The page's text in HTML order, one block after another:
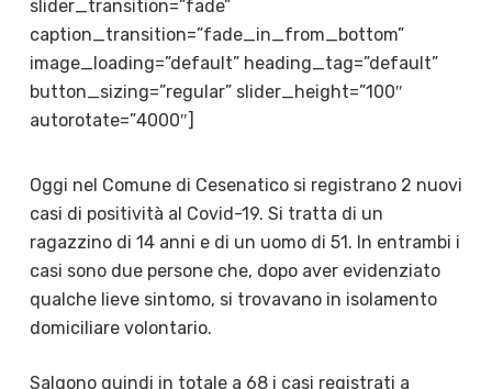
slider_transition=”fade”
caption_transition=”fade_in_from_bottom”
image_loading=”default” heading_tag=”default”
button_sizing=”regular” slider_height=”100″
autorotate=”4000″]
Oggi nel Comune di Cesenatico si registrano 2 nuovi
casi di positività al Covid-19. Si tratta di un
ragazzino di 14 anni e di un uomo di 51. In entrambi i
casi sono due persone che, dopo aver evidenziato
qualche lieve sintomo, si trovavano in isolamento
domiciliare volontario.
Salgono quindi in totale a 68 i casi registrati a